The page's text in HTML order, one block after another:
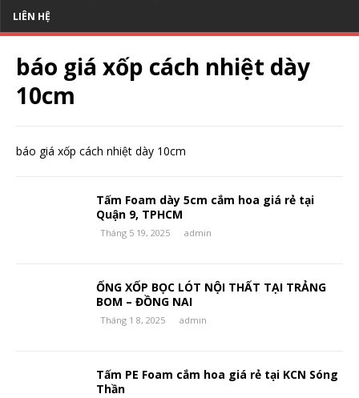
LIÊN HỆ
báo giá xốp cách nhiệt dày
10cm
báo giá xốp cách nhiệt dày 10cm
Tấm Foam dày 5cm cắm hoa giá rẻ tại
Quận 9, TPHCM
Tháng 5 19, 2025 admin
ỐNG XỐP BỌC LÓT NỘI THẤT TẠI TRẢNG
BOM – ĐỒNG NAI
Tháng 1 8, 2025 admin
Tấm PE Foam cắm hoa giá rẻ tại KCN Sóng
Thần